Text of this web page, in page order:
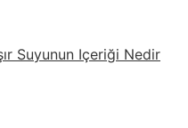
Suyunun Içeriği Nedir